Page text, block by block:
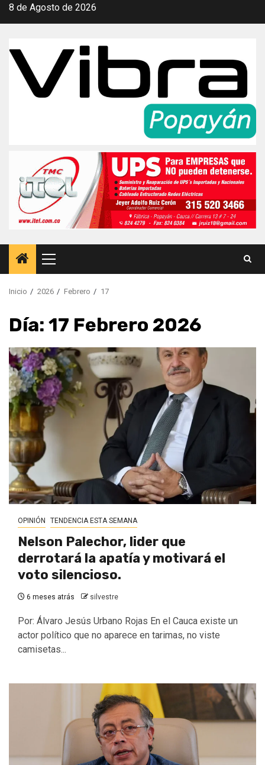
Saltar
8 de Agosto de 2026
Menú
principal
Inicio 2026 Febrero 17
Día: 17 Febrero 2026
OPINIÓN TENDENCIA ESTA SEMANA
Nelson Palechor, lider que
derrotará la apatía y motivará el
voto silencioso.
6 meses atrás silvestre
Por: Álvaro Jesús Urbano Rojas En el Cauca existe un
actor político que no aparece en tarimas, no viste
camisetas...